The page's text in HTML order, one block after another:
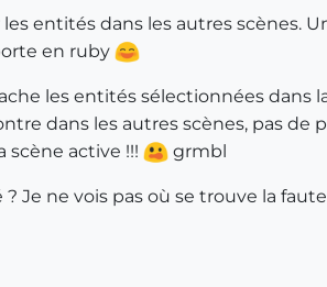
entités dans les autres scènes.
en ruby
les entités sélectionnées dans
dans les autres scènes, pas de
scène active !!!
grmbl
Je ne vois pas où se trouve la